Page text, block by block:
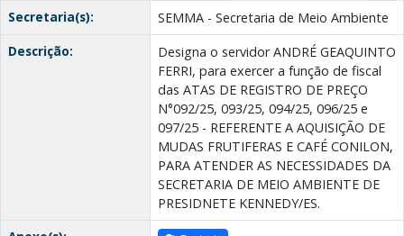
Secretaria(s):
SEMMA - Secretaria de Meio Ambiente
Descrição:
Designa o servidor ANDRÉ GEAQUINTO
FERRI, para exercer a função de fiscal
das ATAS DE REGISTRO DE PREÇO
N°092/25, 093/25, 094/25, 096/25 e
097/25 - REFERENTE A AQUISIÇÃO DE
MUDAS FRUTIFERAS E CAFÉ CONILON,
PARA ATENDER AS NECESSIDADES DA
SECRETARIA DE MEIO AMBIENTE DE
PRESIDNETE KENNEDY/ES.